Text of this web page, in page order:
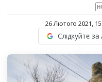
26 Лютого 2021,
Слідкуйте